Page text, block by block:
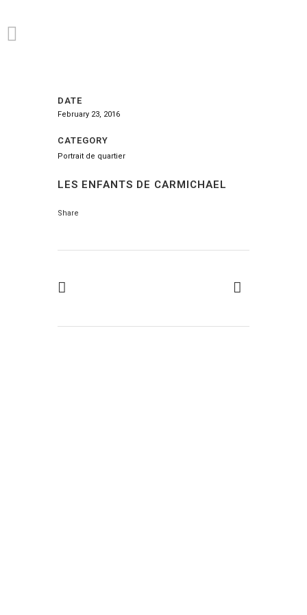
DATE
February 23, 2016
CATEGORY
Portrait de quartier
LES ENFANTS DE CARMICHAEL
Share